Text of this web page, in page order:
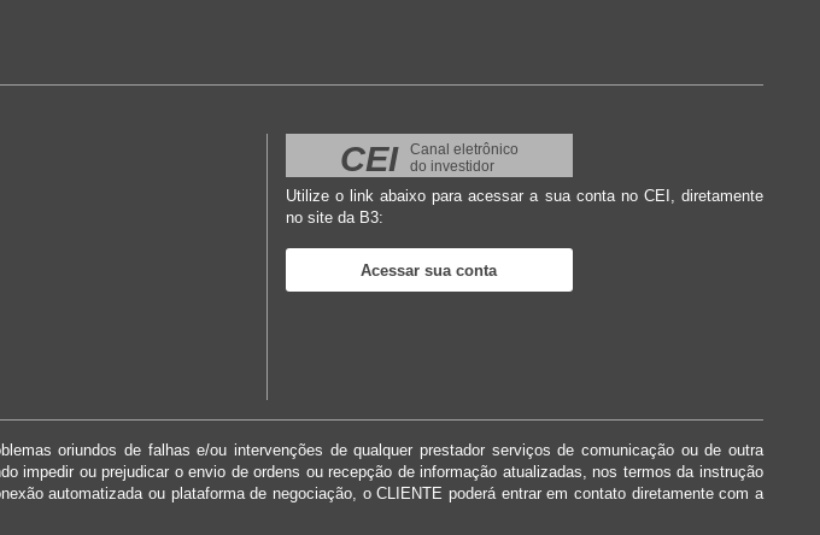
CEI
Canal eletrônico
do investidor
Utilize o link abaixo para acessar a sua conta no CEI, diretamente
no site da B3:
Acessar sua conta
oriundos de falhas e/ou intervenções de qualquer prestador serviços de comunicação ou de outra
impedir ou prejudicar o envio de ordens ou recepção de informação atualizadas, nos termos da instrução
automatizada ou plataforma de negociação, o CLIENTE poderá entrar em contato diretamente com a